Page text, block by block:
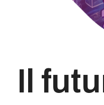
Il